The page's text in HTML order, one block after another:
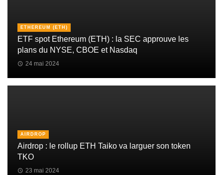
ETHEREUM (ETH)
ETF spot Ethereum (ETH) : la SEC approuve les
plans du NYSE, CBOE et Nasdaq
24 mai 2024
AIRDROP
Airdrop : le rollup ETH Taiko va larguer son token
TKO
23 mai 2024